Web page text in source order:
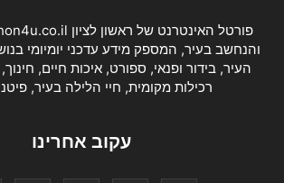
והנחשב בעיר, המספק מידע עדכני יומיומי
העיר, בידור ופנאי, ספורט, איכות חיים,
רכילות מקומית, חיי הלילה בעיר,
עקוב אחרינו